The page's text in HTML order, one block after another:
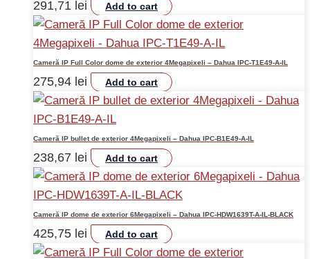
291,71 lei Add to cart
Cameră IP Full Color dome de exterior 4Megapixeli – Dahua IPC-T1E49-A-IL
275,94 lei Add to cart
Cameră IP bullet de exterior 4Megapixeli – Dahua IPC-B1E49-A-IL
238,67 lei Add to cart
Cameră IP dome de exterior 6Megapixeli – Dahua IPC-HDW1639T-A-IL-BLACK
425,75 lei Add to cart